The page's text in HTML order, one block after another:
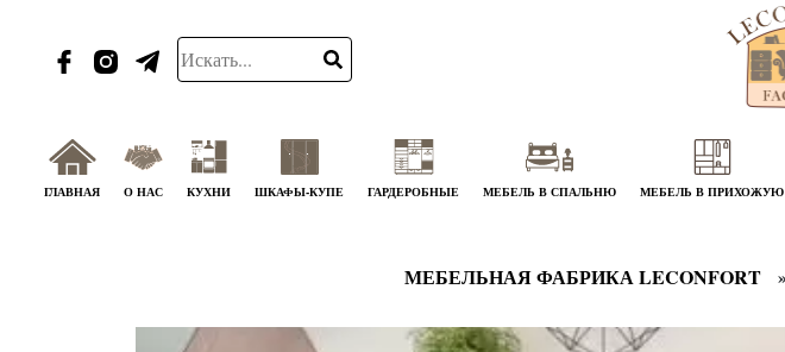
ГЛАВНАЯ О НАС КУХНИ ШКАФЫ-КУПЕ ГАРДЕРОБНЫЕ МЕБЕЛЬ В СПАЛЬНЮ МЕБЕЛЬ В ПРИХОЖУЮ
МЕБЕЛЬНАЯ ФАБРИКА LECONFORT